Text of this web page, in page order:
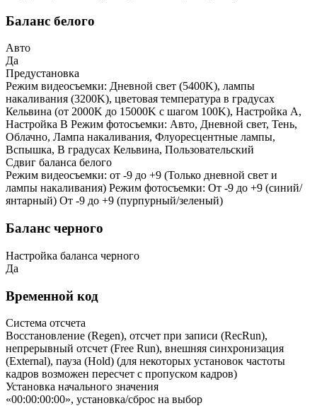
Баланс белого
Авто
Да
Предустановка
Режим видеосъемки: Дневной свет (5400K), лампы
накаливания (3200K), цветовая температура в градусах
Кельвина (от 2000K до 15000K с шагом 100K), Настройка A,
Настройка B Режим фотосъемки: Авто, Дневной свет, Тень,
Облачно, Лампа накаливания, Флуоресцентные лампы,
Вспышка, В градусах Кельвина, Пользовательский
Сдвиг баланса белого
Режим видеосъемки: от -9 до +9 (Только дневной свет и
лампы накаливания) Режим фотосъемки: От -9 до +9 (синий/
янтарный) От -9 до +9 (пурпурный/зеленый)
Баланс черного
Настройка баланса черного
Да
Временной код
Система отсчета
Восстановление (Regen), отсчет при записи (RecRun),
непрерывный отсчет (Free Run), внешняя синхронизация
(External), пауза (Hold) (для некоторых установок частоты
кадров возможен пересчет с пропуском кадров)
Установка начального значения
«00:00:00:00», установка/сброс на выбор